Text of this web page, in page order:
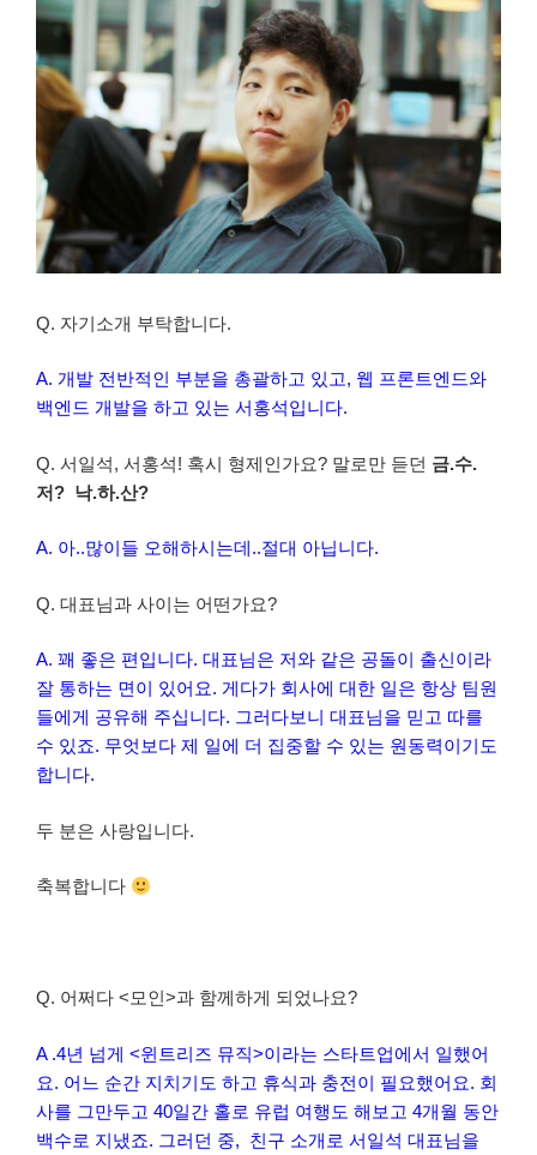
Q. 자기소개 부탁합니다.
A. 개발 전반적인 부분을 총괄하고 있고, 웹 프론트엔드와
백엔드 개발을 하고 있는 서홍석입니다.
Q. 서일석, 서홍석! 혹시 형제인가요? 말로만 듣던 금.수.
저? 낙.하.산?
A. 아..많이들 오해하시는데..절대 아닙니다.
Q. 대표님과 사이는 어떤가요?
A. 꽤 좋은 편입니다. 대표님은 저와 같은 공돌이 출신이라
잘 통하는 면이 있어요. 게다가 회사에 대한 일은 항상 팀원
들에게 공유해 주십니다. 그러다보니 대표님을 믿고 따를
수 있죠. 무엇보다 제 일에 더 집중할 수 있는 원동력이기도
합니다.
두 분은 사랑입니다.
축복합니다
Q. 어쩌다 <모인>과 함께하게 되었나요?
A .4년 넘게 <윈트리즈 뮤직>이라는 스타트업에서 일했어
요. 어느 순간 지치기도 하고 휴식과 충전이 필요했어요. 회
사를 그만두고 40일간 홀로 유럽 여행도 해보고 4개월 동안
백수로 지냈죠. 그러던 중, 친구 소개로 서일석 대표님을